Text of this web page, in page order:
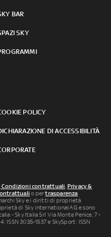
BAR
SKY
POLICY
DI ACCESSIBILITÀ
Condizioni contrattuali, Privacy &
o pertrasparenza
Sky e i diritti di proprietà
di Sky international AG e sono
- Sky Italia Srl Via Monte Penice, 7 -
ISSN 3035-1537 e SkySport: ISSN